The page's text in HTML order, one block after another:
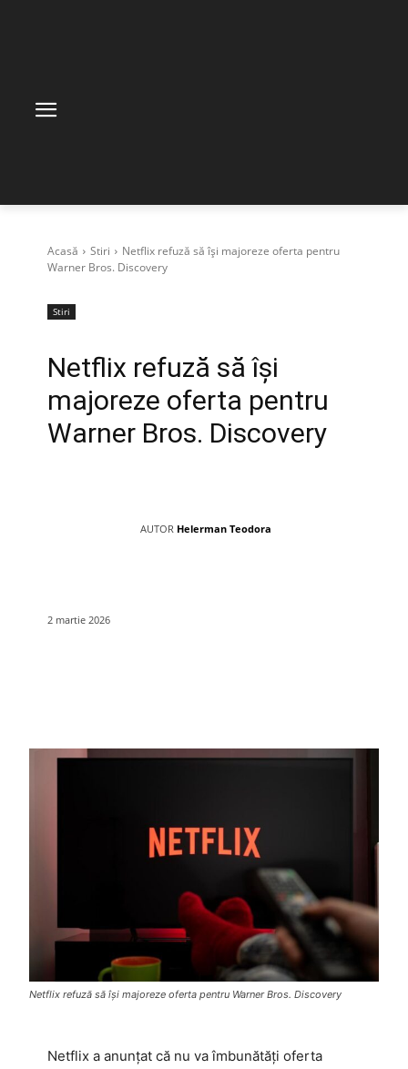
Acasă Stiri
Netflix refuză să își majoreze oferta pentru
Warner Bros. Discovery
Stiri
Netflix refuză să își
majoreze oferta pentru
Warner Bros. Discovery
AUTOR Helerman Teodora
2 martie 2026
Netflix refuză să își majoreze oferta pentru Warner Bros. Discovery
Netflix a anunțat că nu va îmbunătăți oferta